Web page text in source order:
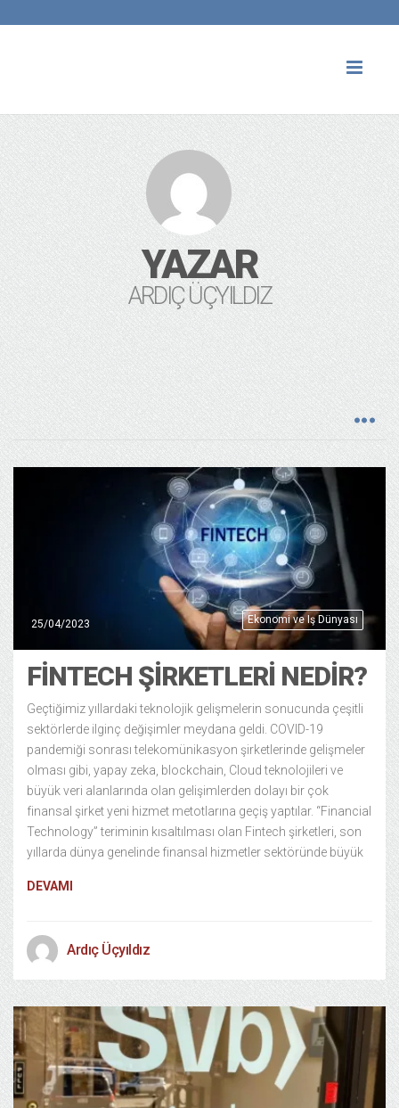
YAZAR
ARDIÇ ÜÇYILDIZ
Ekonomi ve Iş Dünyası
25/04/2023
FINTECH ŞIRKETLERI NEDIR?
Geçtiğimiz yıllardaki teknolojik gelişmelerin sonucunda çeşitli
sektörlerde ilginç değişimler meydana geldi. COVID-19
pandemiği sonrası telekomünikasyon şirketlerinde gelişmeler
olması gibi, yapay zeka, blockchain, Cloud teknolojileri ve
büyük veri alanlarında olan gelişimlerden dolayı bir çok
finansal şirket yeni hizmet metotlarına geçiş yaptılar. “Financial
Technology” teriminin kısaltılması olan Fintech şirketleri, son
yıllarda dünya genelinde finansal hizmetler sektöründe büyük
DEVAMI
Ardıç Üçyıldız